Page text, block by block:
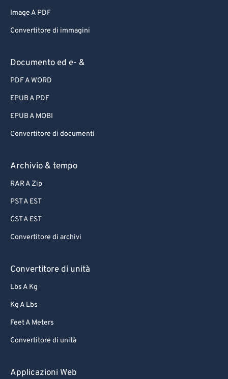
Image A PDF
Convertitore di immagini
Documento ed e- &
PDF A WORD
EPUB A PDF
EPUB A MOBI
Convertitore di documenti
Archivio & tempo
RAR A Zip
PST A EST
CST A EST
Convertitore di archivi
Convertitore di unità
Lbs A Kg
Kg A Lbs
Feet A Meters
Convertitore di unità
Applicazioni Web